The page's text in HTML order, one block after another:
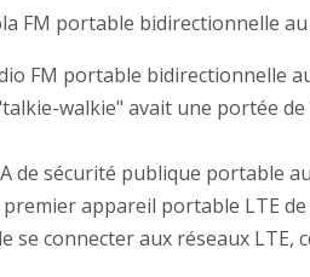
FM portable bidirectionnelle au
FM portable bidirectionnelle
walkie" avait une portée de
de sécurité publique portable
appareil portable LTE
se connecter aux réseaux LTE,